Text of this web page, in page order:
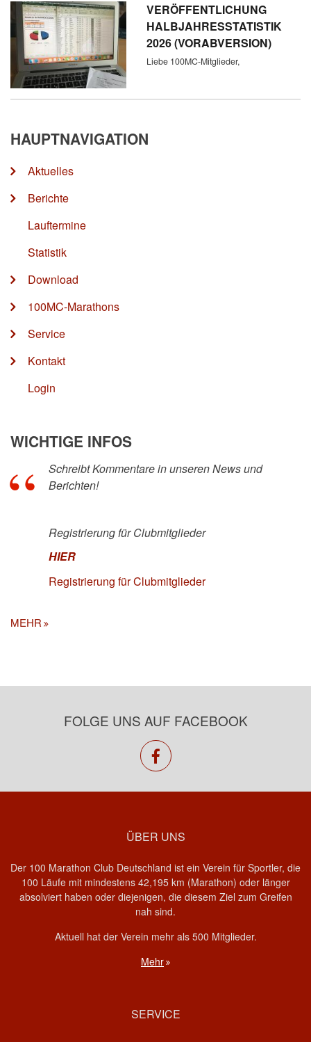
VERÖFFENTLICHUNG
HALBJAHRESSTATISTIK
2026 (VORABVERSION)
Liebe 100MC-Mitglieder,
HAUPTNAVIGATION
Aktuelles
Berichte
Lauftermine
Statistik
Download
100MC-Marathons
Service
Kontakt
Login
WICHTIGE INFOS
Schreibt Kommentare in unseren News und
Berichten!
Registrierung für Clubmitglieder
HIER
Registrierung für Clubmitglieder
MEHR
FOLGE UNS AUF FACEBOOK
facebook
ÜBER UNS
Der 100 Marathon Club Deutschland ist ein Verein für Sportler, die
100 Läufe mit mindestens 42,195 km (Marathon) oder länger
absolviert haben oder diejenigen, die diesem Ziel zum Greifen
nah sind.
Aktuell hat der Verein mehr als 500 Mitglieder.
Mehr
SERVICE